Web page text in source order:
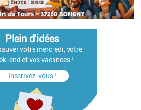
Plein d'idées
votre mercredi, votre
end et vos vacances !
Inscrivez-vous !